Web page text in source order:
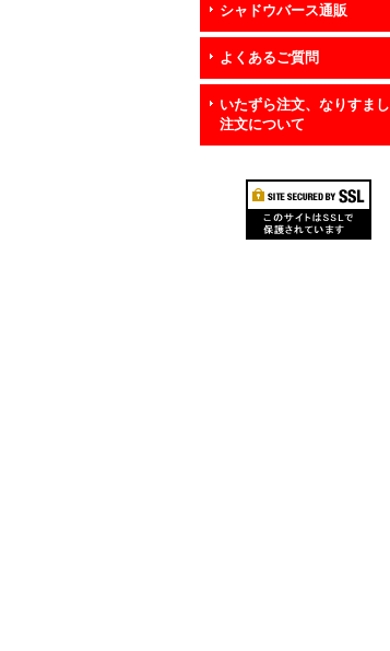
シャドウバース通販
よくあるご質問
いたずら注文、なりすまし
注文について